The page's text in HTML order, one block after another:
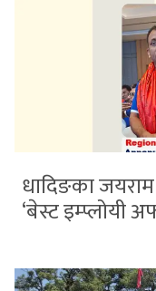
धादिङका
‘बेस्ट इम्प्लोयी